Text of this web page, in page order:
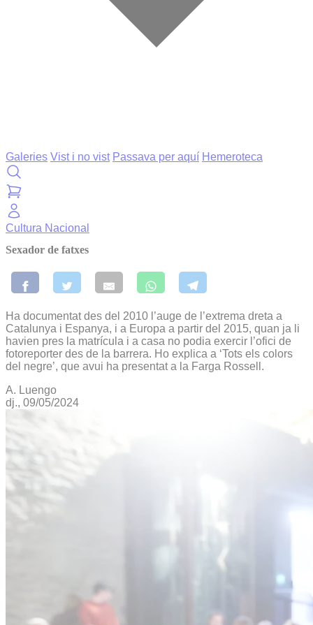
Galeries Vist i no vist Passava per aquí Hemeroteca
Cultura Nacional
Sexador de fatxes
Ha documentat des del 2010 l’auge de l’extrema dreta a
Catalunya i Espanya, i a Europa a partir del 2015, quan ja li
havien pres la matrícula i a casa no podia exercir l’ofici de
fotoreporter des de la barrera. Ho explica a ‘Tots els colors
del negre’, que avui ha presentat a la Farga Rossell.
A. Luengo
dj., 09/05/2024